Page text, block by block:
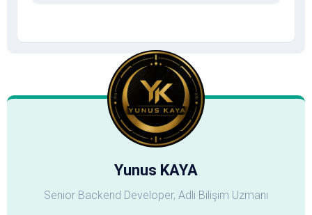
Yunus KAYA
Senior Backend Developer, Adli Bilişim Uzmanı